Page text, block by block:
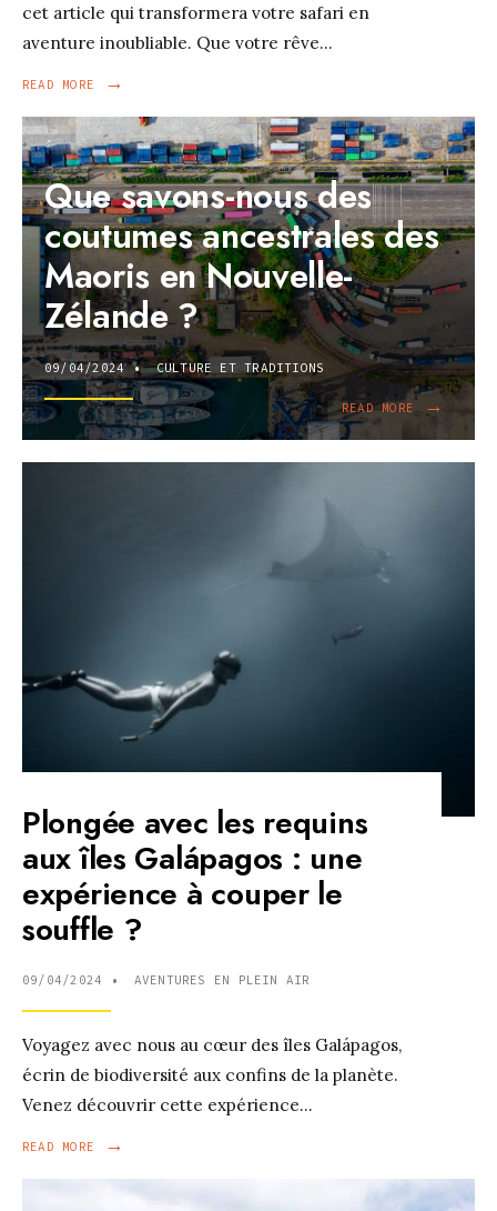
cet article qui transformera votre safari en
aventure inoubliable. Que votre rêve...
READ MORE →
READ
PARTIR
EN
SAFARI
EN
AFRIQUE
:
COMMENT
RENDRE
CETTE
AVENTURE
INOUBLIABLE
?
Que savons-nous des
coutumes ancestrales des
Maoris en Nouvelle-
Zélande ?
09/04/2024 • CULTURE ET TRADITIONS
READ MORE →
READ
SAVONS-
Plongée avec les requins
aux îles Galápagos : une
expérience à couper le
souffle ?
09/04/2024 • AVENTURES EN PLEIN AIR
Voyagez avec nous au cœur des îles Galápagos,
écrin de biodiversité aux confins de la planète.
Venez découvrir cette expérience...
READ MORE →
READ